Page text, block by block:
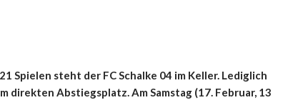
Spielen steht der FC Schalke 04 im Keller. Lediglich
direkten Abstiegsplatz. Am Samstag (17. Februar, 13